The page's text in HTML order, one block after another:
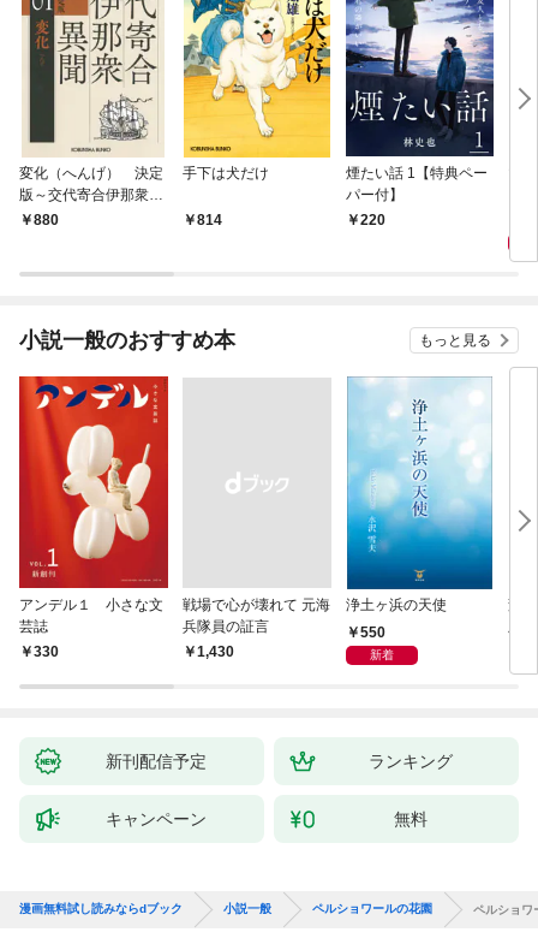
変化（へんげ） 決定
版～交代寄合伊那衆異
聞（1）～
880
手下は犬だけ
814
煙たい話 1【特典ペー
パー付】
220
小説一般のおすすめ本 もっと見る
アンデル１ 小さな文
芸誌
330
戦場で心が壊れて 元海
兵隊員の証言
￥1,430
浄土ヶ浜の天使
550
新着
変
版
新刊配信予定 ランキング
キャンペーン 無料
漫画無料試し読みならdブック 小説一般 ペルショワールの花園 ペルショワ